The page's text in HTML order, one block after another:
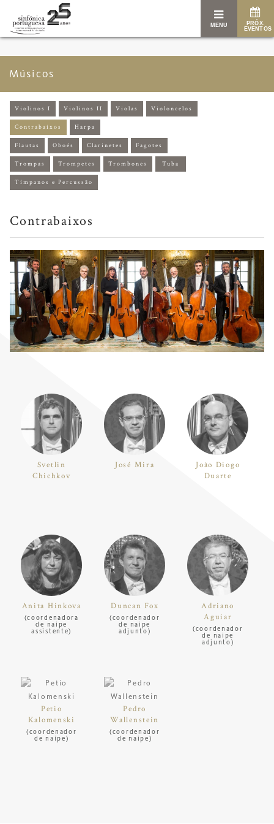
MENU
PRÓX.
EVENTOS
Músicos
Violinos I Violinos II Violas Violoncelos
Contrabaixos Harpa
Flautas Oboés Clarinetes Fagotes
Trompas Trompetes Trombones Tuba
Tímpanos e Percussão
Contrabaixos
Svetlin
Chichkov
José Mira
João Diogo
Duarte
Anita Hinkova
(coordenadora
de naipe
assistente)
Duncan Fox
(coordenador
de naipe
adjunto)
Adriano
Aguiar
(coordenador
de naipe
adjunto)
Petio
Kalomenski
(coordenador
de naipe)
Pedro
Wallenstein
(coordenador
de naipe)